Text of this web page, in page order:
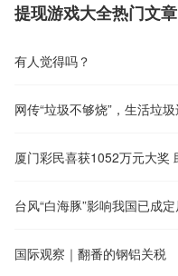
提现游戏大全热门文章
有人觉得吗？